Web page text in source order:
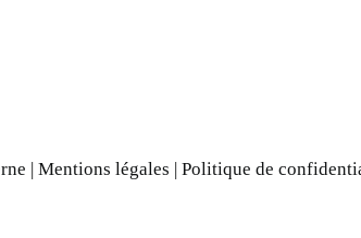
| Mentions légales | Politique de